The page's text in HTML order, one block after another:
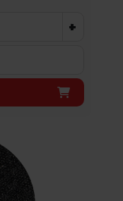
+